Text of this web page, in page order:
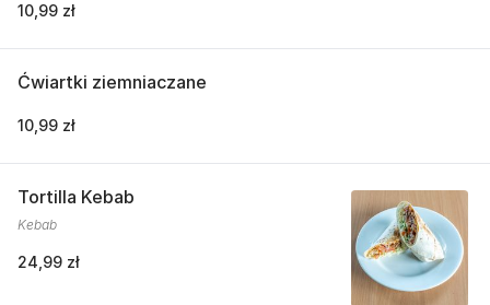
10,99 zł
Ćwiartki ziemniaczane
10,99 zł
Tortilla Kebab
Kebab
24,99 zł